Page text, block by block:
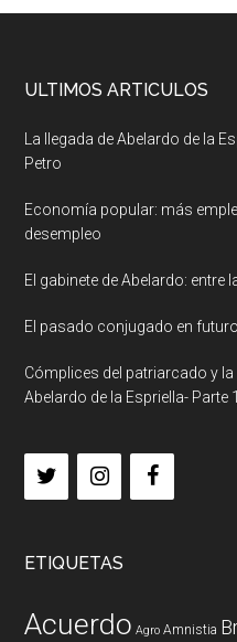
ULTIMOS ARTICULOS
La llegada de Abelardo de la
Petro
Economía popular: más
desempleo
El gabinete de Abelardo: entre
El pasado conjugado en futuro
Cómplices del patriarcado y
Abelardo de la Espriella- Parte 1
ETIQUETAS
Acuerdo Agro Amnistia